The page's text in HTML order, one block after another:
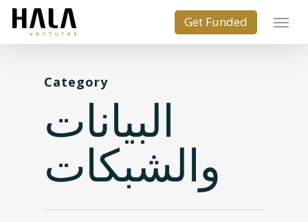
Category
البيانات
والشبكات